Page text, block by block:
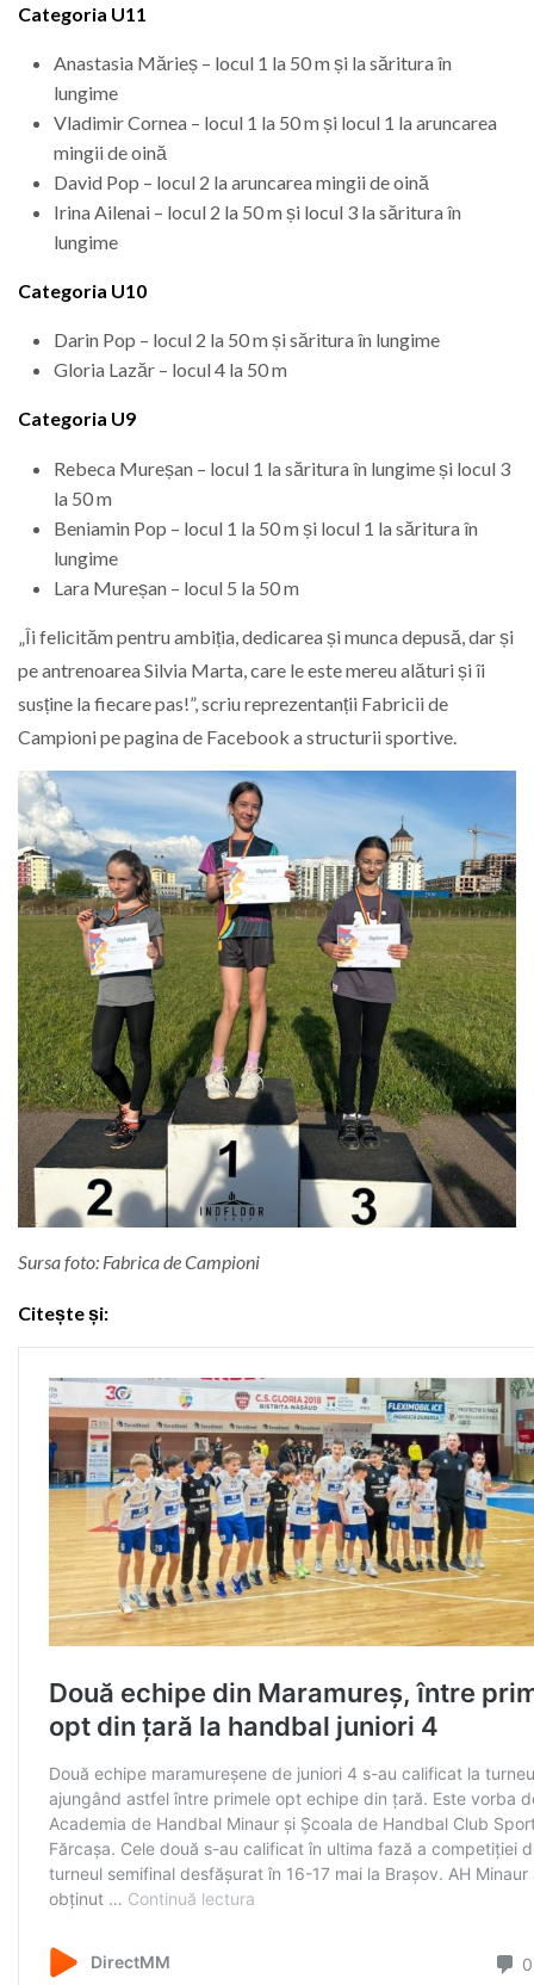
Categoria U11
Anastasia Mărieș – locul 1 la 50 m și la săritura în
lungime
Vladimir Cornea – locul 1 la 50 m și locul 1 la aruncarea
mingii de oină
David Pop – locul 2 la aruncarea mingii de oină
Irina Ailenai – locul 2 la 50 m și locul 3 la săritura în
lungime
Categoria U10
Darin Pop – locul 2 la 50 m și săritura în lungime
Gloria Lazăr – locul 4 la 50 m
Categoria U9
Rebeca Mureșan – locul 1 la săritura în lungime și locul 3
la 50 m
Beniamin Pop – locul 1 la 50 m și locul 1 la săritura în
lungime
Lara Mureșan – locul 5 la 50 m
„Îi felicităm pentru ambiția, dedicarea și munca depusă, dar și
pe antrenoarea Silvia Marta, care le este mereu alături și îi
susține la fiecare pas!”, scriu reprezentanții Fabricii de
Campioni pe pagina de Facebook a structurii sportive.
Sursa foto: Fabrica de Campioni
Citește și: